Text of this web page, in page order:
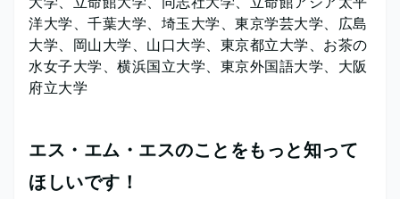
洋大学、千葉大学、埼玉大学、東京学芸大学、広島
大学、岡山大学、山口大学、東京都立大学、お茶の
水女子大学、横浜国立大学、東京外国語大学、大阪
府立大学
エス・エム・エスのことをもっと知って
ほしいです！